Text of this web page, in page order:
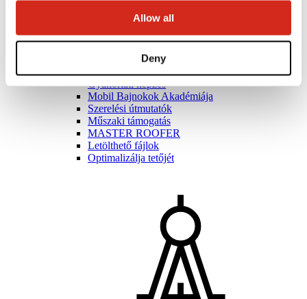
Allow all
Deny
Bajnokok Akadémiája
Gyakorlati képzés
Mobil Bajnokok Akadémiája
Szerelési útmutatók
Műszaki támogatás
MASTER ROOFER
Letölthető fájlok
Optimalizálja tetőjét